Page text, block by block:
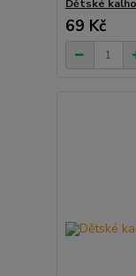
Dětské
69 Kč